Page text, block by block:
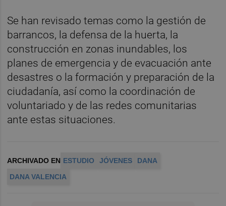
Se han revisado temas como la gestión de
barrancos, la defensa de la huerta, la
construcción en zonas inundables, los
planes de emergencia y de evacuación ante
desastres o la formación y preparación de la
ciudadanía, así como la coordinación de
voluntariado y de las redes comunitarias
ante estas situaciones.
ARCHIVADO EN ESTUDIO JÓVENES
DANA
DANA VALENCIA